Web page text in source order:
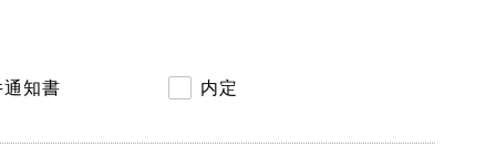
通知書 内定